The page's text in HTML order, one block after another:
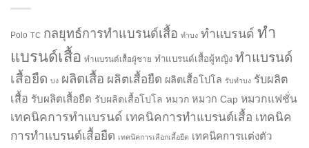
Polo TC กลยุทธ์การทำแบรนด์เสื้อ ทำบง ทำแบรนด์ ทำ
แบรนด์เสื้อ ทำแบรนด์เสื้อผู้ชาย ทำแบรนด์เสื้อผู้หญิง ทำแบรนด์
เสื้อยืด บง ผลิตเสื้อ ผลิตเสื้อยืด ผลิตเสื้อโปโล รับทำบง รับผลิต
เสื้อ รับผลิตเสื้อยืด รับผลิตเสื้อโปโล หมวก หมวก Cap หมวกแฟชั่น
เทคนิคการทำแบรนด์ เทคนิคการทำแบรนด์เสื้อ เทคนิค
การทำแบรนด์เสื้อยืด เทคนิคการเลือกเสื้อยืด เทคนิคการแต่งตัว